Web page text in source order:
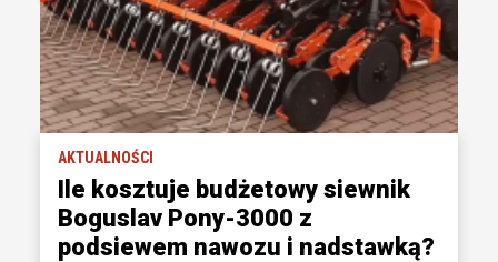
AKTUALNOŚCI
Ile kosztuje budżetowy siewnik
Boguslav Pony-3000 z
podsiewem nawozu i nadstawką?